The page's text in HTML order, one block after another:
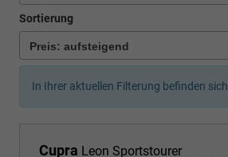
Sortierung
In Ihrer aktuellen Filterung befinden sich
Cupra Leon Sportstourer